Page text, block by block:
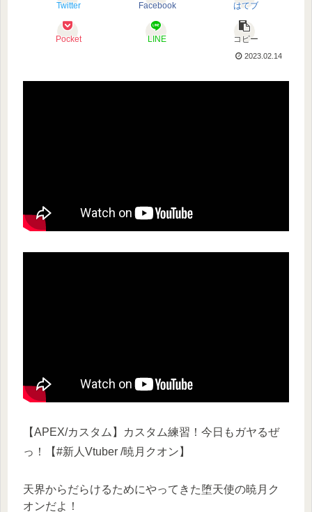
Twitter Facebook はてブ
Pocket LINE コピー
2023.02.14
【APEX/カスタム】カスタム練習！今日もガヤるぜ
っ！【#新人Vtuber /暁月クオン】
天界からだらけるためにやってきた堕天使の暁月ク
オンだよ！